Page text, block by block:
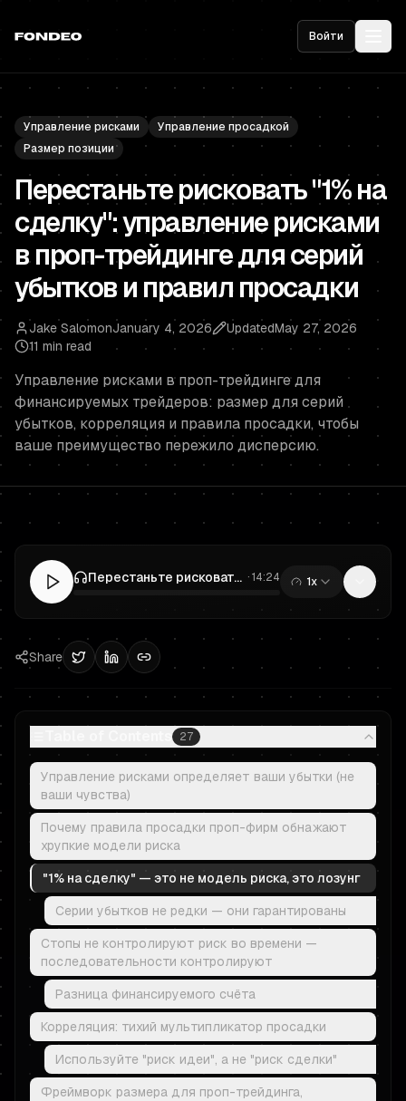
Войти
Управление рисками
Управление просадкой
Размер позиции
Перестаньте рисковать "1% на
сделку": управление рисками
в проп-трейдинге для серий
убытков и правил просадки
Jake SalomonJanuary 4, 2026 UpdatedMay 27, 2026
11 min read
Управление рисками в проп-трейдинге для
финансируемых трейдеров: размер для серий
убытков, корреляция и правила просадки, чтобы
ваше преимущество пережило дисперсию.
Перестаньте рисковать "1% на сделку": управление рисками в проп-трейдинге для серий убытков и правил просадки ·14:24 1x
0:00
14:24
Share
27
Управление рисками определяет ваши убытки (не
ваши чувства)
Почему правила просадки проп-фирм обнажают
хрупкие модели риска
"1% на сделку" — это не модель риска, это лозунг
Серии убытков не редки — они гарантированы
Стопы не контролируют риск во времени —
последовательности контролируют
Разница финансируемого счёта
Корреляция: тихий мультипликатор просадки
Используйте "риск идеи", а не "риск сделки"
Фреймворк размера для проп-трейдинга,